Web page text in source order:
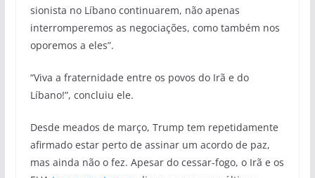
sionista no Líbano continuarem, não apenas
interromperemos as negociações, como também nos
oporemos a eles”.
“Viva a fraternidade entre os povos do Irã e do
Líbano!”, concluiu ele.
Desde meados de março, Trump tem repetidamente
afirmado estar perto de assinar um acordo de paz,
mas ainda não o fez. Apesar do cessar-fogo, o Irã e os